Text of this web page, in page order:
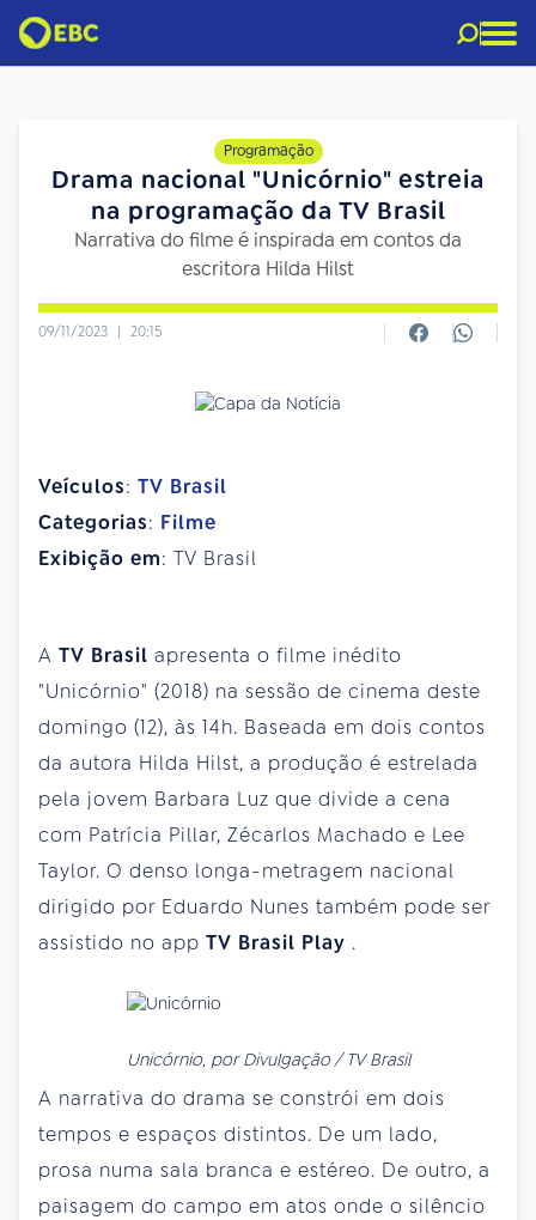
Programação
Drama nacional "Unicórnio" estreia
na programação da TV Brasil
Narrativa do filme é inspirada em contos da
escritora Hilda Hilst
09/11/2023 | 20:15
Veículos: TV Brasil
Categorias: Filme
Exibição em: TV Brasil
A TV Brasil apresenta o filme inédito
"Unicórnio" (2018) na sessão de cinema deste
domingo (12), às 14h. Baseada em dois contos
da autora Hilda Hilst, a produção é estrelada
pela jovem Barbara Luz que divide a cena
com Patrícia Pillar, Zécarlos Machado e Lee
Taylor. O denso longa-metragem nacional
dirigido por Eduardo Nunes também pode ser
assistido no app TV Brasil Play .
Unicórnio, por Divulgação / TV Brasil
A narrativa do drama se constrói em dois
tempos e espaços distintos. De um lado,
prosa numa sala branca e estéreo. De outro, a
paisagem do campo em atos onde o silêncio